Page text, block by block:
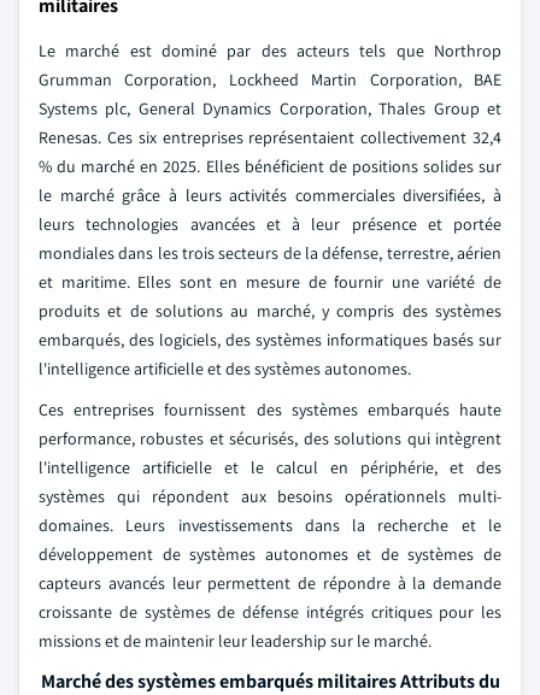
militaires
Le marché est dominé par des acteurs tels que Northrop
Grumman Corporation, Lockheed Martin Corporation, BAE
Systems plc, General Dynamics Corporation, Thales Group et
Renesas. Ces six entreprises représentaient collectivement 32,4
% du marché en 2025. Elles bénéficient de positions solides sur
le marché grâce à leurs activités commerciales diversifiées, à
leurs technologies avancées et à leur présence et portée
mondiales dans les trois secteurs de la défense, terrestre, aérien
et maritime. Elles sont en mesure de fournir une variété de
produits et de solutions au marché, y compris des systèmes
embarqués, des logiciels, des systèmes informatiques basés sur
l'intelligence artificielle et des systèmes autonomes.
Ces entreprises fournissent des systèmes embarqués haute
performance, robustes et sécurisés, des solutions qui intègrent
l'intelligence artificielle et le calcul en périphérie, et des
systèmes qui répondent aux besoins opérationnels multi-
domaines. Leurs investissements dans la recherche et le
développement de systèmes autonomes et de systèmes de
capteurs avancés leur permettent de répondre à la demande
croissante de systèmes de défense intégrés critiques pour les
missions et de maintenir leur leadership sur le marché.
Marché des systèmes embarqués militaires Attributs du